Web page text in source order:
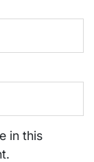
in this